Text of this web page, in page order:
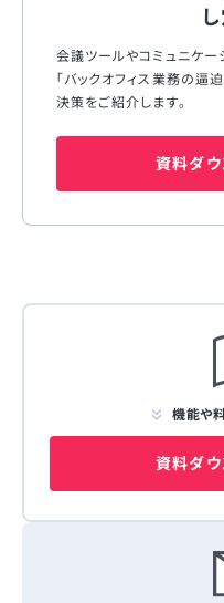
会議ツールやコミュニケー
「バックオフィス業務の逼
決策をご紹介します。
資料ダウ
機能や
資料ダウ